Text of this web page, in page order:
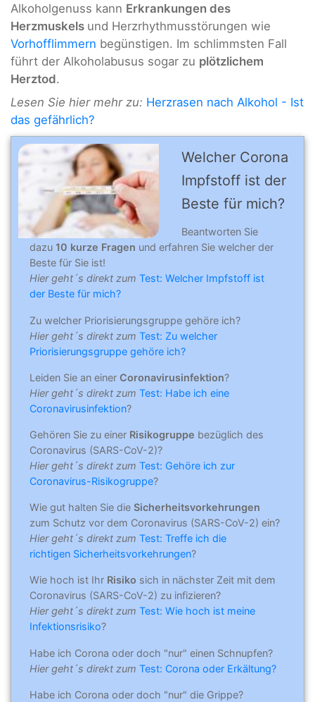
Alkoholgenuss kann Erkrankungen des
Herzmuskels und Herzrhythmusstörungen wie
Vorhofflimmern begünstigen. Im schlimmsten Fall
führt der Alkoholabusus sogar zu plötzlichem
Herztod.
Lesen Sie hier mehr zu: Herzrasen nach Alkohol - Ist
das gefährlich?
Welcher Corona
Impfstoff ist der
Beste für mich?
Beantworten Sie
dazu 10 kurze Fragen und erfahren Sie welcher der
Beste für Sie ist!
Hier geht´s direkt zum Test: Welcher Impfstoff ist
der Beste für mich?
Zu welcher Priorisierungsgruppe gehöre ich?
Hier geht´s direkt zum Test: Zu welcher
Priorisierungsgruppe gehöre ich?
Leiden Sie an einer Coronavirusinfektion?
Hier geht´s direkt zum Test: Habe ich eine
Coronavirusinfektion?
Gehören Sie zu einer Risikogruppe bezüglich des
Coronavirus (SARS-CoV-2)?
Hier geht´s direkt zum Test: Gehöre ich zur
Coronavirus-Risikogruppe?
Wie gut halten Sie die Sicherheitsvorkehrungen
zum Schutz vor dem Coronavirus (SARS-CoV-2) ein?
Hier geht´s direkt zum Test: Treffe ich die
richtigen Sicherheitsvorkehrungen?
Wie hoch ist Ihr Risiko sich in nächster Zeit mit dem
Coronavirus (SARS-CoV-2) zu infizieren?
Hier geht´s direkt zum Test: Wie hoch ist meine
Infektionsrisiko?
Habe ich Corona oder doch "nur" einen Schnupfen?
Hier geht´s direkt zum Test: Corona oder Erkältung?
Habe ich Corona oder doch "nur" die Grippe?